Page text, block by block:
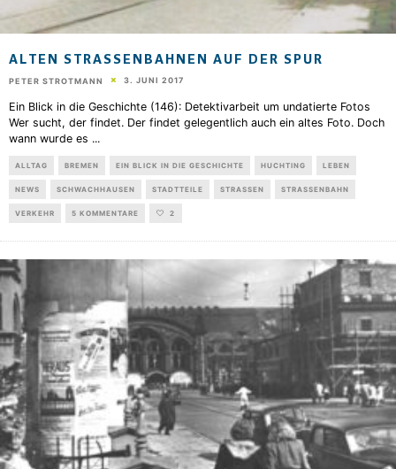
ALTEN STRASSENBAHNEN AUF DER SPUR
PETER STROTMANN 3. JUNI 2017
Ein Blick in die Geschichte (146): Detektivarbeit um undatierte Fotos
Wer sucht, der findet. Der findet gelegentlich auch ein altes Foto. Doch
wann wurde es ...
ALLTAG BREMEN EIN BLICK IN DIE GESCHICHTE HUCHTING LEBEN
NEWS SCHWACHHAUSEN STADTTEILE STRASSEN STRASSENBAHN
VERKEHR 5 KOMMENTARE 2